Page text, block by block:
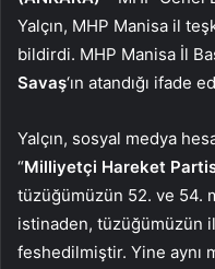
Yalçın, MHP Manisa il
bildirdi. MHP Manisa İl
Savaş‘ın atandığı ifade
Yalçın, sosyal medya
“Milliyetçi Hareket
tüzüğümüzün 52. ve 54.
istinaden, tüzüğümüzün
feshedilmiştir. Yine aynı